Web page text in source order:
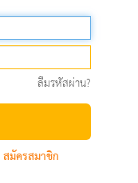
ลืมรหัสผ่าน?
สมัครสมาชิก